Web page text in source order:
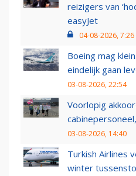
reizigers van
easyJet
04-08-2026, 7:26
Boeing mag
eindelijk gaan
03-08-2026, 22:54
Voorlopig
03-08-2026, 14:40
Turkish Airlines
winter